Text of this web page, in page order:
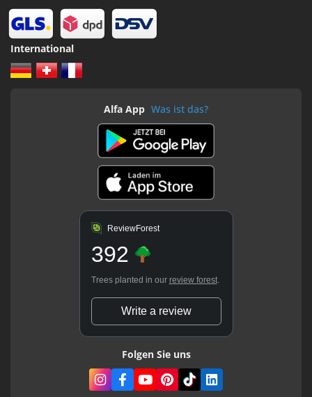
International
Alfa App Was ist das?
ReviewForest
392
Trees planted in our review forest.
Write a review
Folgen Sie uns